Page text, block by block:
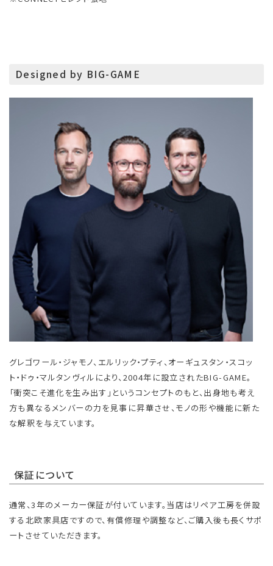
Designed by BIG-GAME
グレゴワール・ジャモノ、エルリック・プティ、オーギュスタン・スコッ
ト・ドゥ・マルタンヴィルにより、2004年に設立されたBIG-GAME。
「衝突こそ進化を生み出す」というコンセプトのもと、出身地も考え
方も異なるメンバーの力を見事に昇華させ、モノの形や機能に新た
な解釈を与えています。
保証について
通常、3年のメーカー保証が付いています。当店はリペア工房を併設
する北欧家具店ですので、有償修理や調整など、ご購入後も長くサポ
ートさせていただきます。